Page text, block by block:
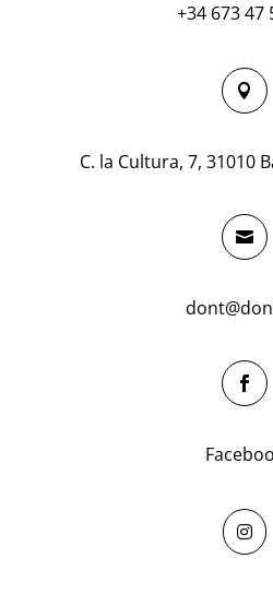
+34 673 47

C. la Cultura, 7, 31010


